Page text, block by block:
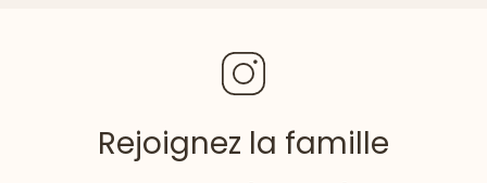
Rejoignez la famille